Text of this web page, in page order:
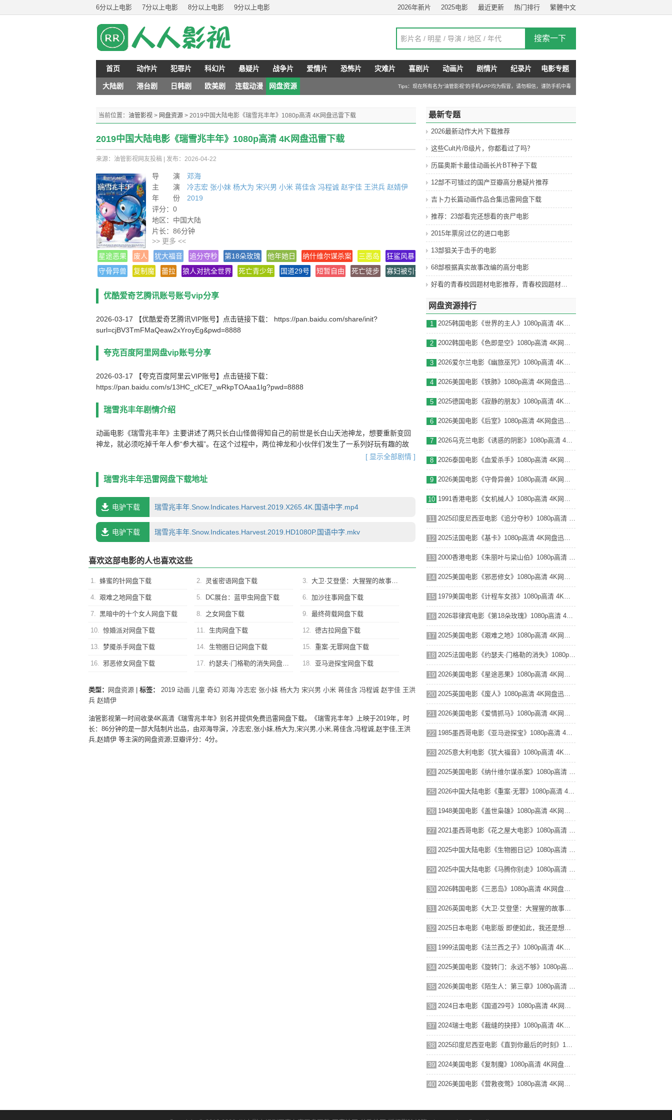
6分以上电影 7分以上电影 8分以上电影 9分以上电影 繁體中文
热门排行
最近更新
2025电影
2026年新片
首页 动作片 犯罪片 科幻片 悬疑片 战争片 爱情片 恐怖片 灾难片 喜剧片 动画片 剧情片 纪录片 电影专题
大陆剧 港台剧 日韩剧 欧美剧 连载动漫 网盘资源 Tips：现在所有名为“油管影视”的手机APP均为假冒，请勿相信，谨防手机中毒
当前位置： 油管影视 > 网盘资源 > 2019中国大陆电影《瑞雪兆丰年》1080p高清 4K网盘迅雷下载
2019中国大陆电影《瑞雪兆丰年》1080p高清 4K网盘迅雷下载
来源：油管影视网友投稿 发布：2026-04-22
导 演 邓海
主 演 冷志宏 张小妹 杨大为 宋兴男 小米 蒋佳含 冯程诚 赵宇佳 王洪兵 赵婧伊
年 份 2019
评分：0
地区：中国大陆
片长：86分钟
导演：邓海
热度：9492℃
类型：动画/儿童/奇幻
语言：汉语普通话
主演： 冷志宏/张小妹/杨大为/宋兴男/小米/蒋佳含/冯程诚/赵宇佳/王洪兵/赵婧伊
更新：2021-09-02
影片别名：参娃与天池怪兽之瑞雪兆丰年 / Snow Indicates Harvest
>> 更多 <<
星途恶果
废人 犹大福音 追分夺秒 第18朵玫瑰 他年她日 纳什维尔谋杀案 三恶岛 狂鲨风暴
为了亚当
守骨异兽
复制魔 蕾拉 狼人对抗全世界 死亡青少年 国道29号 短暂自由 死亡徒步 寡妇被引诱 登台者
优酷爱奇艺腾讯账号账号vip分享
2026-03-17 【优酷爱奇艺腾讯VIP账号】点击链接下载： https://pan.baidu.com/share/init?
surl=cjBV3TmFMaQeaw2xYroyEg&pwd=8888
夸克百度阿里网盘vip账号分享
2026-03-17 【夸克百度阿里云VIP账号】点击链接下载：
https://pan.baidu.com/s/13HC_clCE7_wRkpTOAaa1Ig?pwd=8888
瑞雪兆丰年剧情介绍
动画电影《瑞雪兆丰年》主要讲述了两只长白山怪兽得知自己的前世是长白山天池神龙，想要重新变回
神龙，就必须吃掉千年人参“参大福”。在这个过程中，两位神龙和小伙伴们发生了一系列好玩有趣的故
[ 显示全部剧情 ]
瑞雪兆丰年迅雷网盘下载地址
电驴下载 瑞雪兆丰年.Snow.Indicates.Harvest.2019.X265.4K.国语中字.mp4
电驴下载 瑞雪兆丰年.Snow.Indicates.Harvest.2019.HD1080P.国语中字.mkv
喜欢这部电影的人也喜欢这些
1. 蜂蜜的针网盘下载 2. 灵雀密语网盘下载 3. 大卫·艾登堡：大猩猩的故事网盘下载
4. 艰难之地网盘下载 5. DC展台：蓝甲虫网盘下载 6. 加沙往事网盘下载
7. 黑暗中的十个女人网盘下载 8. 之女网盘下载 9. 最终荷载网盘下载
10. 惊婚派对网盘下载 11. 生肉网盘下载 12. 德古拉网盘下载
13. 梦魇杀手网盘下载 14. 生物圈日记网盘下载 15. 重案·无罪网盘下载
16. 邪恶修女网盘下载 17. 约瑟夫·门格勒的消失网盘下载 18. 亚马逊探宝网盘下载
类型： 网盘资源 标签： 2019 动画 儿童 奇幻 邓海 冷志宏 张小妹 杨大为 宋兴男 小米 蒋佳含 冯程诚 赵宇佳 王洪
兵 赵婧伊
油管影视第一时间收录4K高清《瑞雪兆丰年》别名并提供免费迅雷网盘下载。《瑞雪兆丰年》上映于2019年，时
长：86分钟的是一部大陆制片出品，由邓海导演，冷志宏,张小妹,杨大为,宋兴男,小米,蒋佳含,冯程诚,赵宇佳,王洪
兵,赵婧伊 等主演的网盘资源;豆瓣评分：4分。
最新专题
2026最新动作大片下载推荐
这些Cult片/B级片，你都看过了吗？
历届奥斯卡最佳动画长片BT种子下载
12部不可错过的国产豆瓣高分悬疑片推荐
吉卜力长篇动画作品合集迅雷网盘下载
推荐：23部看完还想看的丧尸电影
2015年票房过亿的进口电影
13部狙关于击手的电影
68部根据真实故事改编的高分电影
好看的青春校园题材电影推荐，青春校园题材电影排行
网盘资源排行
1 2025韩国电影《世界的主人》1080p高清 4K网盘迅雷下载
2 2002韩国电影《色即是空》1080p高清 4K网盘迅雷下载
3 2026爱尔兰电影《幽旅巫咒》1080p高清 4K网盘迅雷下载
4 2026美国电影《铁肺》1080p高清 4K网盘迅雷下载
5 2025德国电影《寂静的朋友》1080p高清 4K网盘迅雷下载
6 2026美国电影《后室》1080p高清 4K网盘迅雷下载
7 2026乌克兰电影《诱惑的阴影》1080p高清 4K网盘迅雷下载
8 2026泰国电影《血爱杀手》1080p高清 4K网盘迅雷下载
9 2026美国电影《守骨异兽》1080p高清 4K网盘迅雷下载
10 1991香港电影《女机械人》1080p高清 4K网盘迅雷下载
11 2025印度尼西亚电影《追分夺秒》1080p高清 4K网盘迅雷下载
12 2025法国电影《基卡》1080p高清 4K网盘迅雷下载
13 2000香港电影《朱丽叶与梁山伯》1080p高清 4K网盘迅雷下载
14 2025美国电影《邪恶修女》1080p高清 4K网盘迅雷下载
15 1979美国电影《计程车女孩》1080p高清 4K网盘迅雷下载
16 2026菲律宾电影《第18朵玫瑰》1080p高清 4K网盘迅雷下载
17 2025美国电影《艰难之地》1080p高清 4K网盘迅雷下载
18 2025法国电影《约瑟夫·门格勒的消失》1080p高清 4K网盘迅雷下载
19 2026美国电影《星途恶果》1080p高清 4K网盘迅雷下载
20 2025英国电影《废人》1080p高清 4K网盘迅雷下载
21 2026美国电影《爱情抓马》1080p高清 4K网盘迅雷下载
22 1985墨西哥电影《亚马逊探宝》1080p高清 4K网盘迅雷下载
23 2025意大利电影《犹大福音》1080p高清 4K网盘迅雷下载
24 2025美国电影《纳什维尔谋杀案》1080p高清 4K网盘迅雷下载
25 2026中国大陆电影《重案·无罪》1080p高清 4K网盘迅雷下载
26 1948美国电影《盖世枭雄》1080p高清 4K网盘迅雷下载
27 2021墨西哥电影《花之屋大电影》1080p高清 4K网盘迅雷下载
28 2025中国大陆电影《生物圈日记》1080p高清 4K网盘迅雷下载
29 2025中国大陆电影《马腾你别走》1080p高清 4K网盘迅雷下载
30 2026韩国电影《三恶岛》1080p高清 4K网盘迅雷下载
31 2026英国电影《大卫·艾登堡：大猩猩的故事》1080p高清 4K网盘迅雷下载
32 2025日本电影《电影版 即便如此，我还是想和妻子做》1080p高清 4K网盘迅雷下载
33 1999法国电影《法兰西之子》1080p高清 4K网盘迅雷下载
34 2025美国电影《旋转门：永远不够》1080p高清 4K网盘迅雷下载
35 2026美国电影《陌生人：第三章》1080p高清 4K网盘迅雷下载
36 2024日本电影《国道29号》1080p高清 4K网盘迅雷下载
37 2024瑞士电影《裁缝的抉择》1080p高清 4K网盘迅雷下载
38 2025印度尼西亚电影《直到你最后的时刻》1080p高清 4K网盘迅雷下载
39 2024美国电影《复制魔》1080p高清 4K网盘迅雷下载
40 2026美国电影《营救夜莺》1080p高清 4K网盘迅雷下载